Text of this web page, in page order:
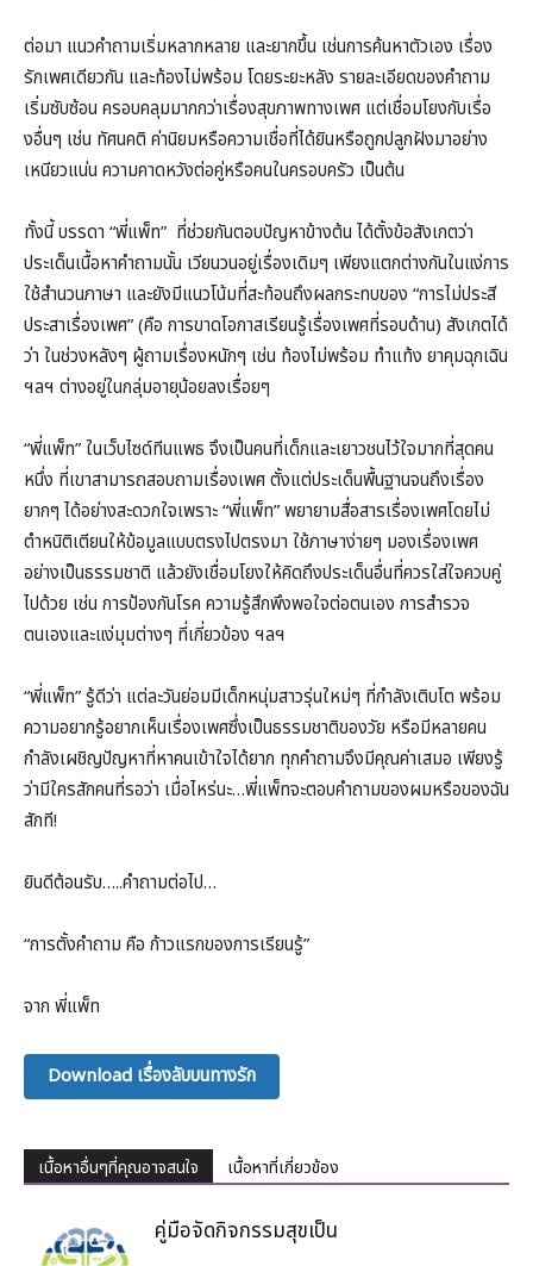
ต่อมา แนวคำถามเริ่มหลากหลาย และยากขึ้น เช่นการค้นหาตัวเอง เรื่อง
รักเพศเดียวกัน และท้องไม่พร้อม โดยระยะหลัง รายละเอียดของคำถาม
เริ่มซับซ้อน ครอบคลุมมากกว่าเรื่องสุขภาพทางเพศ แต่เชื่อมโยงกับเรื่อ
งอื่นๆ เช่น ทัศนคติ ค่านิยมหรือความเชื่อที่ได้ยินหรือถูกปลูกฝังมาอย่าง
เหนียวแน่น ความคาดหวังต่อคู่หรือคนในครอบครัว เป็นต้น
ทั้งนี้ บรรดา “พี่แพ็ท” ที่ช่วยกันตอบปัญหาข้างต้น ได้ตั้งข้อสังเกตว่า
ประเด็นเนื้อหาคำถามนั้น เวียนวนอยู่เรื่องเดิมๆ เพียงแตกต่างกันในแง่การ
ใช้สำนวนภาษา และยังมีแนวโน้มที่สะท้อนถึงผลกระทบของ “การไม่ประสี
ประสาเรื่องเพศ” (คือ การขาดโอกาสเรียนรู้เรื่องเพศที่รอบด้าน) สังเกตได้
ว่า ในช่วงหลังๆ ผู้ถามเรื่องหนักๆ เช่น ท้องไม่พร้อม ทำแท้ง ยาคุมฉุกเฉิน
ฯลฯ ต่างอยู่ในกลุ่มอายุน้อยลงเรื่อยๆ
“พี่แพ็ท” ในเว็บไซด์ทีนแพธ จึงเป็นคนที่เด็กและเยาวชนไว้ใจมากที่สุดคน
หนึ่ง ที่เขาสามารถสอบถามเรื่องเพศ ตั้งแต่ประเด็นพื้นฐานจนถึงเรื่อง
ยากๆ ได้อย่างสะดวกใจเพราะ “พี่แพ็ท” พยายามสื่อสารเรื่องเพศโดยไม่
ตำหนิติเตียนให้ข้อมูลแบบตรงไปตรงมา ใช้ภาษาง่ายๆ มองเรื่องเพศ
อย่างเป็นธรรมชาติ แล้วยังเชื่อมโยงให้คิดถึงประเด็นอื่นที่ควรใส่ใจควบคู่
ไปด้วย เช่น การป้องกันโรค ความรู้สึกพึงพอใจต่อตนเอง การสำรวจ
ตนเองและแง่มุมต่างๆ ที่เกี่ยวข้อง ฯลฯ
“พี่แพ็ท” รู้ดีว่า แต่ละวันย่อมมีเด็กหนุ่มสาวรุ่นใหม่ๆ ที่กำลังเติบโต พร้อม
ความอยากรู้อยากเห็นเรื่องเพศซึ่งเป็นธรรมชาติของวัย หรือมีหลายคน
กำลังเผชิญปัญหาที่หาคนเข้าใจได้ยาก ทุกคำถามจึงมีคุณค่าเสมอ เพียงรู้
ว่ามีใครสักคนที่รอว่า เมื่อไหร่นะ…พี่แพ็ทจะตอบคำถามของผมหรือของฉัน
สักที!
ยินดีต้อนรับ…..คำถามต่อไป…
“การตั้งคำถาม คือ ก้าวแรกของการเรียนรู้”
จาก พี่แพ็ท
Download เรื่องลับบนทางรัก
เนื้อหาอื่นๆที่คุณอาจสนใจ เนื้อหาที่เกี่ยวข้อง
คู่มือจัดกิจกรรมสุขเป็น